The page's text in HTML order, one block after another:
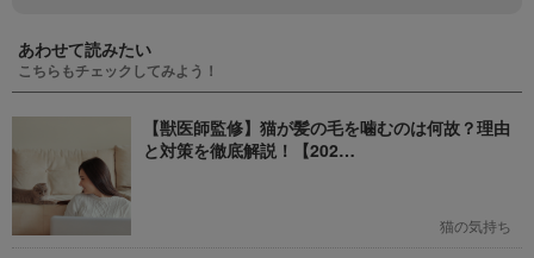
あわせて読みたい
こちらもチェックしてみよう！
【獣医師監修】猫が髪の毛を噛むのは何故？理由
と対策を徹底解説！【202…
猫の気持ち